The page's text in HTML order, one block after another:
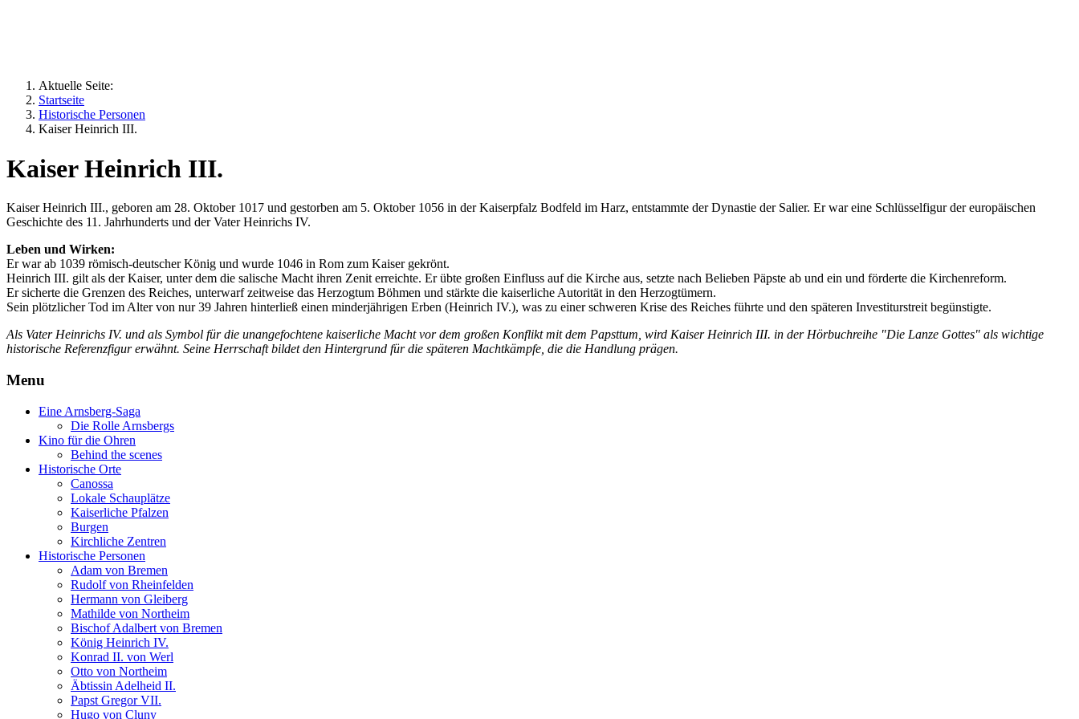
Aktuelle Seite:
Startseite
Historische Personen
Kaiser Heinrich III.
Kaiser Heinrich III.
Kaiser Heinrich III., geboren am 28. Oktober 1017 und gestorben am 5. Oktober 1056 in der Kaiserpfalz Bodfeld im Harz, entstammte der Dynastie der Salier. Er war eine Schlüsselfigur der europäischen
Geschichte des 11. Jahrhunderts und der Vater Heinrichs IV.
Leben und Wirken:
Er war ab 1039 römisch-deutscher König und wurde 1046 in Rom zum Kaiser gekrönt.
Heinrich III. gilt als der Kaiser, unter dem die salische Macht ihren Zenit erreichte. Er übte großen Einfluss auf die Kirche aus, setzte nach Belieben Päpste ab und ein und förderte die Kirchenreform.
Er sicherte die Grenzen des Reiches, unterwarf zeitweise das Herzogtum Böhmen und stärkte die kaiserliche Autorität in den Herzogtümern.
Sein plötzlicher Tod im Alter von nur 39 Jahren hinterließ einen minderjährigen Erben (Heinrich IV.), was zu einer schweren Krise des Reiches führte und den späteren Investiturstreit begünstigte.
Als Vater Heinrichs IV. und als Symbol für die unangefochtene kaiserliche Macht vor dem großen Konflikt mit dem Papsttum, wird Kaiser Heinrich III. in der Hörbuchreihe "Die Lanze Gottes" als wichtige
historische Referenzfigur erwähnt. Seine Herrschaft bildet den Hintergrund für die späteren Machtkämpfe, die die Handlung prägen.
Menu
Eine Arnsberg-Saga
Die Rolle Arnsbergs
Kino für die Ohren
Behind the scenes
Historische Orte
Canossa
Lokale Schauplätze
Kaiserliche Pfalzen
Burgen
Kirchliche Zentren
Historische Personen
Adam von Bremen
Rudolf von Rheinfelden
Hermann von Gleiberg
Mathilde von Northeim
Bischof Adalbert von Bremen
König Heinrich IV.
Konrad II. von Werl
Otto von Northeim
Äbtissin Adelheid II.
Papst Gregor VII.
Hugo von Cluny